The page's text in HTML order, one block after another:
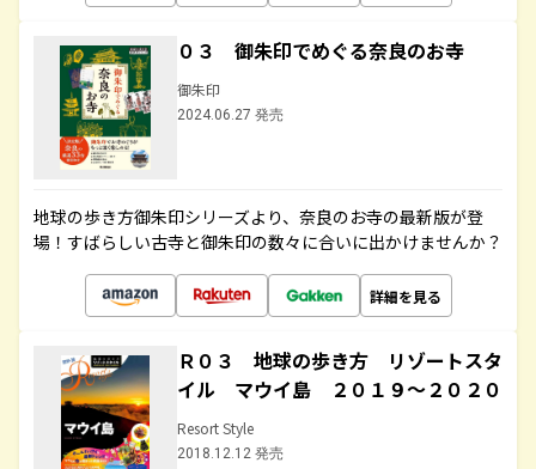
０３ 御朱印でめぐる奈良のお寺
御朱印
2024.06.27 発売
地球の歩き方御朱印シリーズより、奈良のお寺の最新版が登
場！すばらしい古寺と御朱印の数々に合いに出かけませんか？
詳細を見る
Ｒ０３ 地球の歩き方 リゾートスタ
イル マウイ島 ２０１９～２０２０
Resort Style
2018.12.12 発売